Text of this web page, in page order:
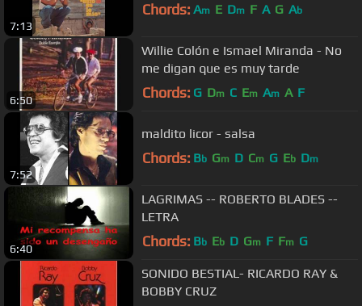
7:13
Chords: Am E Dm F A G Ab
6:50
Willie Colón e Ismael Miranda - No
me digan que es muy tarde
Chords: G Dm C Em Am A F
7:52
maldito licor - salsa
Chords: Bb Gm D Cm G Eb Dm
6:40
LAGRIMAS -- ROBERTO BLADES --
LETRA
Chords: Bb Eb D Gm F Fm G
SONIDO BESTIAL- RICARDO RAY &
BOBBY CRUZ